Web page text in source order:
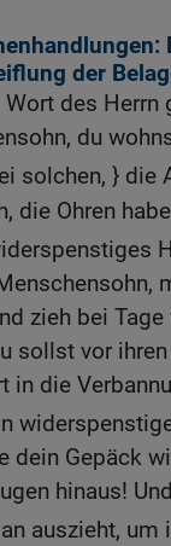
der
Wort des Herrn
du
solchen, } die
die Ohren
zieh bei
sollst vor
in die
dein Gepäck
hinaus!
auszieht, um